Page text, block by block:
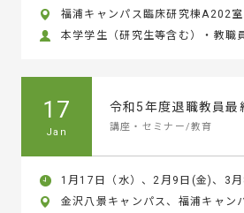
福浦キャンパス臨床研究棟A202室
本学学生（研究生等含む）・教職
17
Jan
令和5年度退職教員最
講座・セミナー/教育
1月17日（水）、2月9日(金)、3
金沢八景キャンパス、福浦キャン